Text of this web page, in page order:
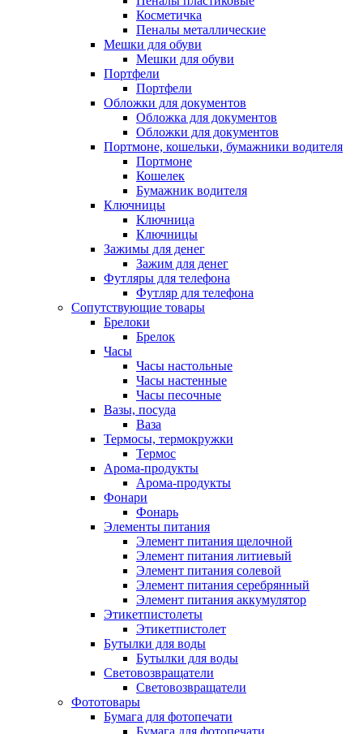
Косметичка
Пеналы металлические
Мешки для обуви
Мешки для обуви
Портфели
Портфели
Обложки для документов
Обложка для документов
Обложки для документов
Портмоне, кошельки, бумажники водителя
Портмоне
Кошелек
Бумажник водителя
Ключницы
Ключница
Ключницы
Зажимы для денег
Зажим для денег
Футляры для телефона
Футляр для телефона
Сопутствующие товары
Брелоки
Брелок
Часы
Часы настольные
Часы настенные
Часы песочные
Вазы, посуда
Ваза
Термосы, термокружки
Термос
Арома-продукты
Арома-продукты
Фонари
Фонарь
Элементы питания
Элемент питания щелочной
Элемент питания литиевый
Элемент питания солевой
Элемент питания серебрянный
Элемент питания аккумулятор
Этикетпистолеты
Этикетпистолет
Бутылки для воды
Бутылки для воды
Световозвращатели
Световозвращатели
Фототовары
Бумага для фотопечати
Бумага для фотопечати